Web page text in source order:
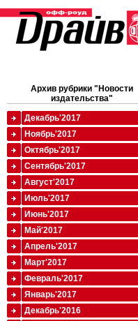
Архив рубрики "Новости
издательства"
Декабрь'2017
Ноябрь'2017
Октябрь'2017
Сентябрь'2017
Август'2017
Июль'2017
Июнь'2017
Май'2017
Апрель'2017
Март'2017
Февраль'2017
Январь'2017
Декабрь'2016